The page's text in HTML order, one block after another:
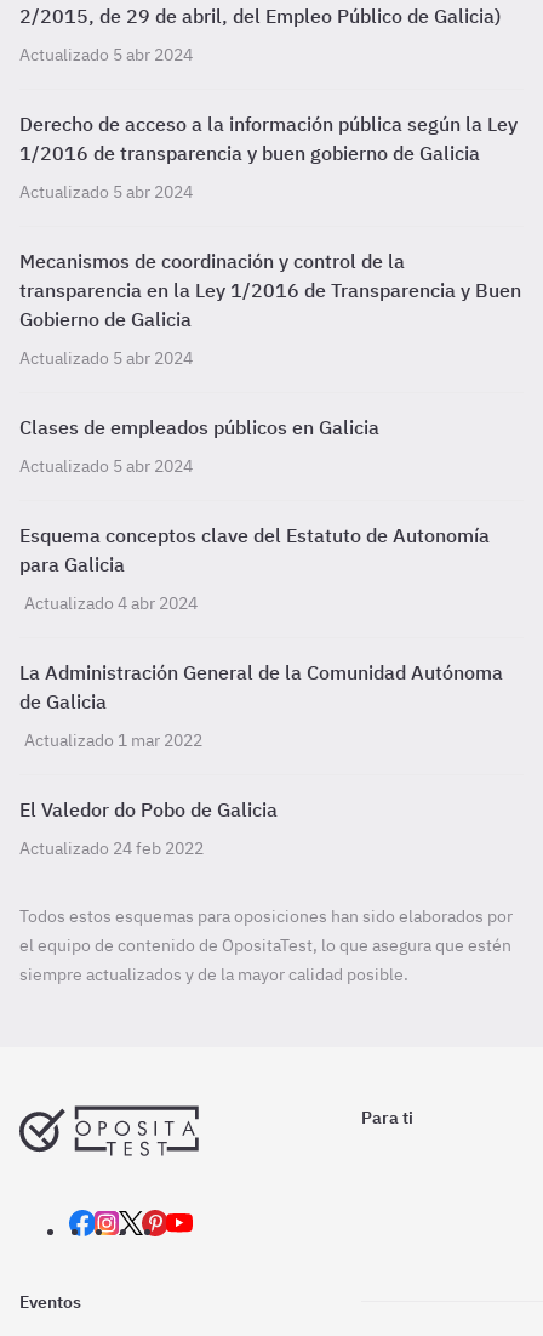
2/2015, de 29 de abril, del Empleo Público de Galicia)
Actualizado 5 abr 2024
Derecho de acceso a la información pública según la Ley
1/2016 de transparencia y buen gobierno de Galicia
Actualizado 5 abr 2024
Mecanismos de coordinación y control de la
transparencia en la Ley 1/2016 de Transparencia y Buen
Gobierno de Galicia
Actualizado 5 abr 2024
Clases de empleados públicos en Galicia
Actualizado 5 abr 2024
Esquema conceptos clave del Estatuto de Autonomía
para Galicia
Actualizado 4 abr 2024
La Administración General de la Comunidad Autónoma
de Galicia
Actualizado 1 mar 2022
El Valedor do Pobo de Galicia
Actualizado 24 feb 2022
Todos estos esquemas para oposiciones han sido elaborados por
el equipo de contenido de OpositaTest, lo que asegura que estén
siempre actualizados y de la mayor calidad posible.
Para ti
Eventos